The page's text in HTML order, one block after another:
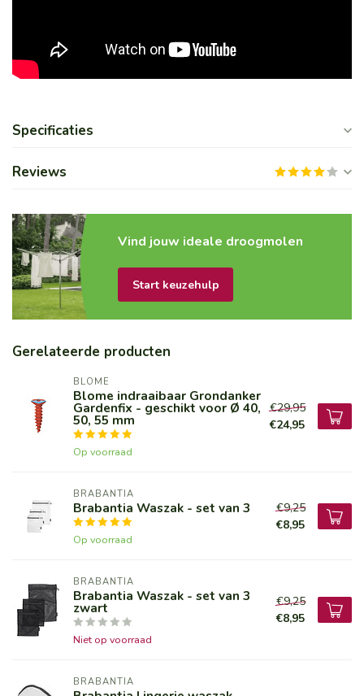
Specificaties
Reviews
Vind jouw ideale droogmolen
Start keuzehulp
Gerelateerde producten
BLOME
Blome indraaibaar Grondanker
Gardenfix - geschikt voor Ø 40,
50, 55 mm
Op voorraad
€29,95
€24,95
BRABANTIA
Brabantia Waszak - set van 3
Op voorraad
€9,25
€8,95
BRABANTIA
Brabantia Waszak - set van 3
zwart
Niet op voorraad
€9,25
€8,95
BRABANTIA